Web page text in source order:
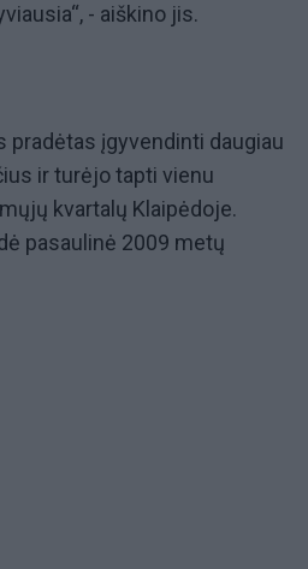
- aiškino jis.
pradėtas įgyvendinti daugiau
ir turėjo tapti vienu
kvartalų Klaipėdoje.
pasaulinė 2009 metų